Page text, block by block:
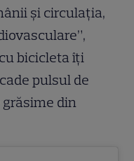
și circulația,
bicicleta îți
pulsul de
grăsime din